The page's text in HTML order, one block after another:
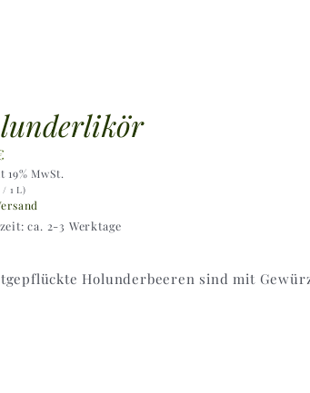
19% MwSt.
/ 1 L)
ca. 2-3 Werktage
Holunderbeeren sind mit